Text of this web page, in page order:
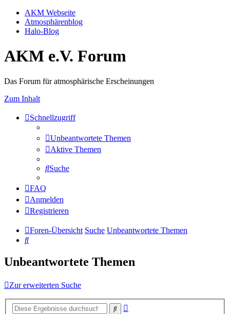
AKM Webseite
Atmosphärenblog
Halo-Blog
AKM e.V. Forum
Das Forum für atmosphärische Erscheinungen
Zum Inhalt
Schnellzugriff
Unbeantwortete Themen
Aktive Themen
Suche
FAQ
Anmelden
Registrieren
Foren-Übersicht Suche Unbeantwortete Themen
Suche
Unbeantwortete Themen
Zur erweiterten Suche
Suche